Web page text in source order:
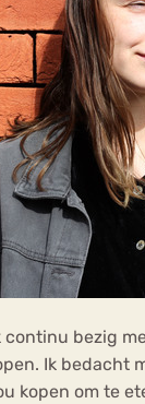
continu bezig
Ik bedacht
kopen om te